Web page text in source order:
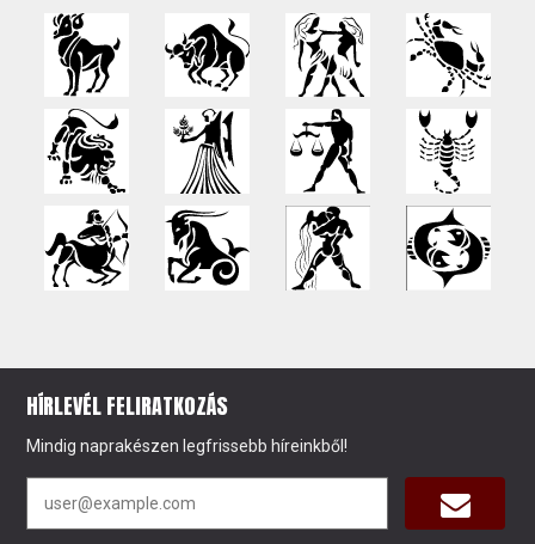
HÍRLEVÉL FELIRATKOZÁS
Mindig naprakészen legfrissebb híreinkből!